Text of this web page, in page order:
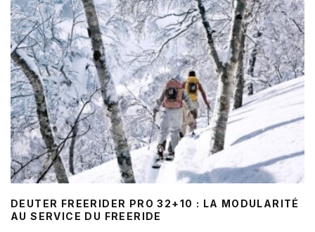
DEUTER FREERIDER PRO 32+10 : LA MODULARITÉ
AU SERVICE DU FREERIDE